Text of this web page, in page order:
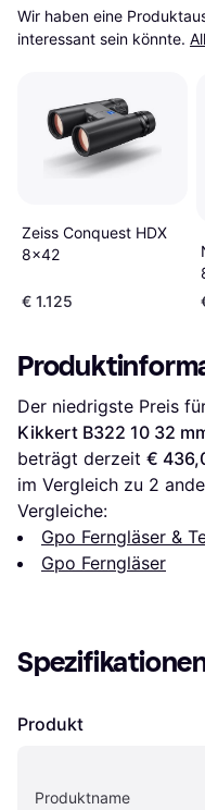
Wir haben eine
interessant sein könnte.
Zeiss Conquest HDX
8x42
€ 1.125
Der niedrigste Preis
Kikkert B322 10 32
beträgt derzeit €
im Vergleich zu 2
Vergleiche:
Gpo Ferngläser &
Gpo Ferngläser
Produkt
Produktname